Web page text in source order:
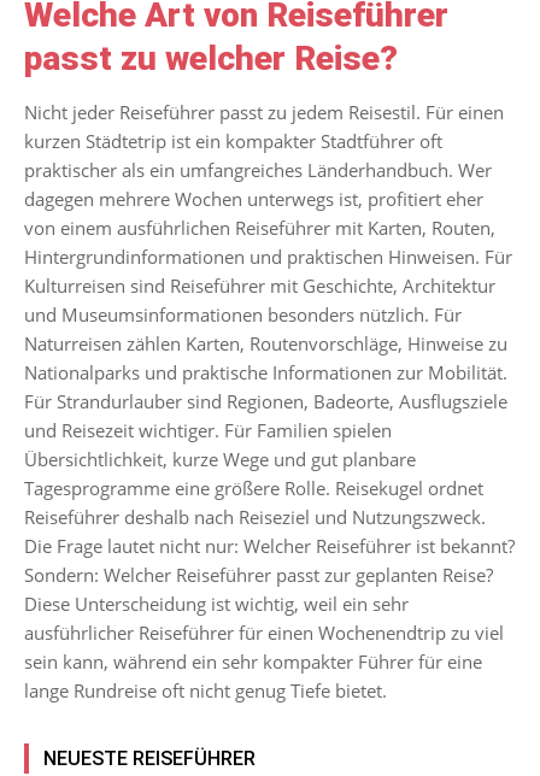
Welche Art von Reiseführer
passt zu welcher Reise?
Nicht jeder Reiseführer passt zu jedem Reisestil. Für einen
kurzen Städtetrip ist ein kompakter Stadtführer oft
praktischer als ein umfangreiches Länderhandbuch. Wer
dagegen mehrere Wochen unterwegs ist, profitiert eher
von einem ausführlichen Reiseführer mit Karten, Routen,
Hintergrundinformationen und praktischen Hinweisen. Für
Kulturreisen sind Reiseführer mit Geschichte, Architektur
und Museumsinformationen besonders nützlich. Für
Naturreisen zählen Karten, Routenvorschläge, Hinweise zu
Nationalparks und praktische Informationen zur Mobilität.
Für Strandurlauber sind Regionen, Badeorte, Ausflugsziele
und Reisezeit wichtiger. Für Familien spielen
Übersichtlichkeit, kurze Wege und gut planbare
Tagesprogramme eine größere Rolle. Reisekugel ordnet
Reiseführer deshalb nach Reiseziel und Nutzungszweck.
Die Frage lautet nicht nur: Welcher Reiseführer ist bekannt?
Sondern: Welcher Reiseführer passt zur geplanten Reise?
Diese Unterscheidung ist wichtig, weil ein sehr
ausführlicher Reiseführer für einen Wochenendtrip zu viel
sein kann, während ein sehr kompakter Führer für eine
lange Rundreise oft nicht genug Tiefe bietet.
NEUESTE REISEFÜHRER